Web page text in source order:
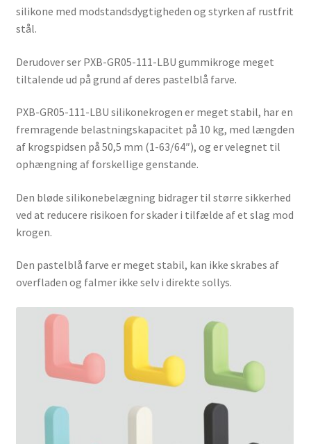
silikone med modstandsdygtigheden og styrken af rustfrit
stål.
Derudover ser PXB-GR05-111-LBU gummikroge meget
tiltalende ud på grund af deres pastelblå farve.
PXB-GR05-111-LBU silikonekrogen er meget stabil, har en
fremragende belastningskapacitet på 10 kg, med længden
af krogspidsen på 50,5 mm (1-63/64″), og er velegnet til
ophængning af forskellige genstande.
Den bløde silikonebelægning bidrager til større sikkerhed
ved at reducere risikoen for skader i tilfælde af et slag mod
krogen.
Den pastelblå farve er meget stabil, kan ikke skrabes af
overfladen og falmer ikke selv i direkte sollys.